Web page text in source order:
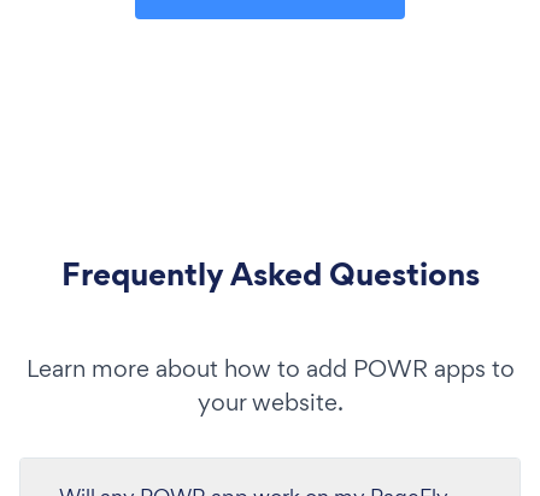
Frequently Asked Questions
Learn more about how to add POWR apps to
your website.